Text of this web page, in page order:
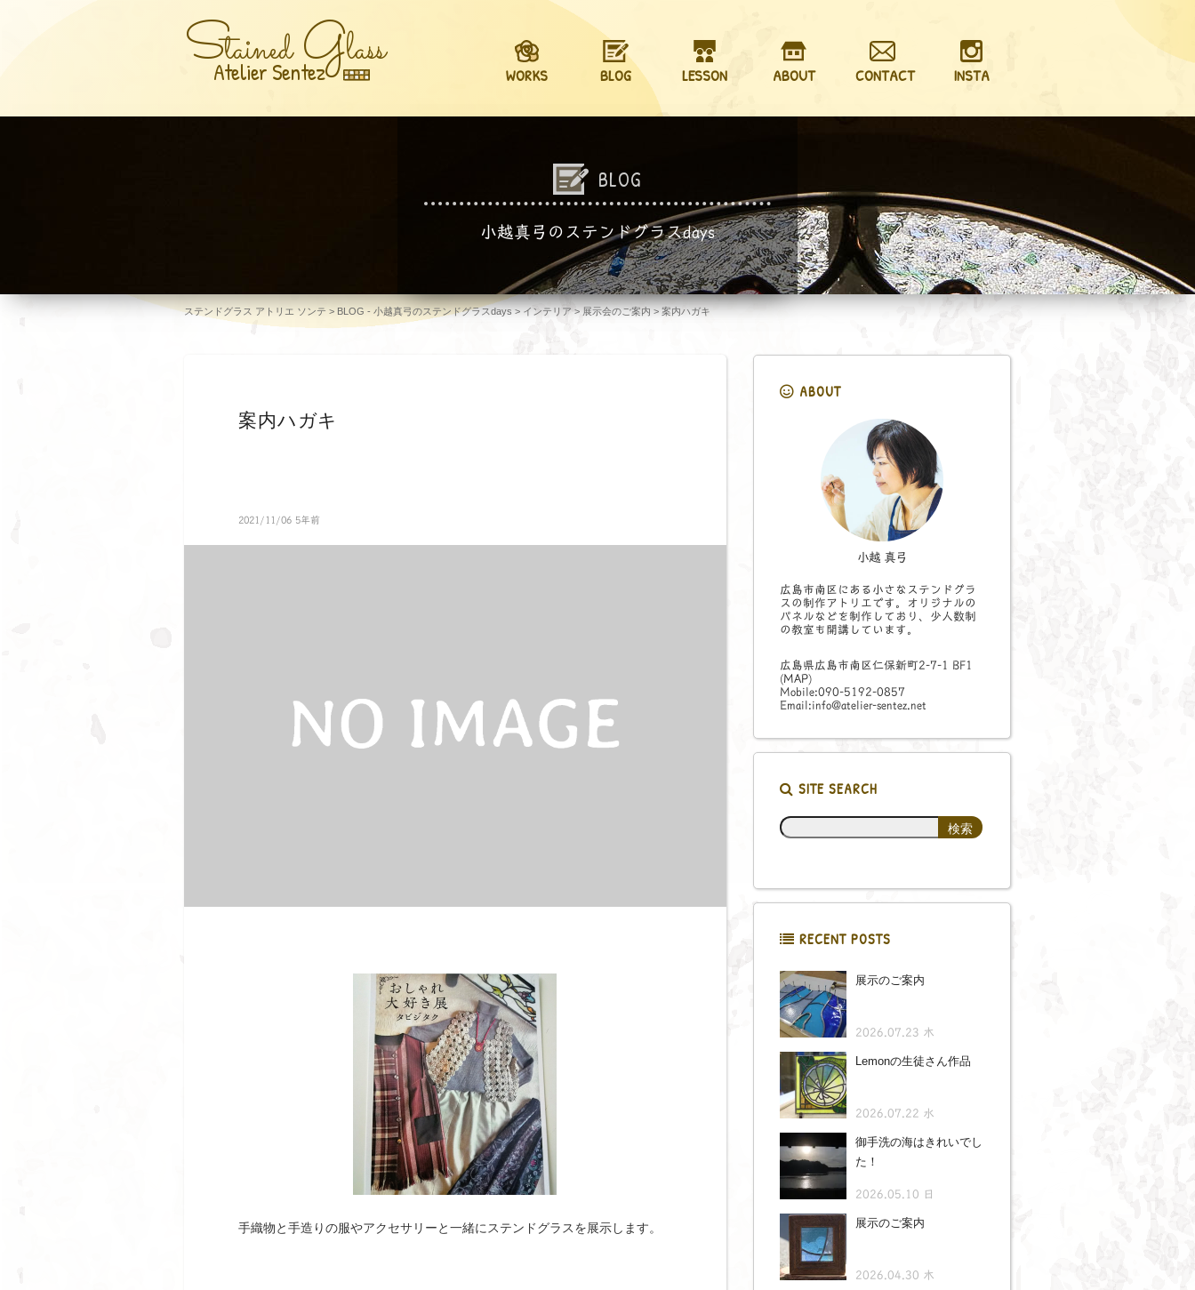
Stained Glass
Atelier Sentez WORKS BLOG LESSON ABOUT CONTACT INSTA
BLOG
小越真弓のステンドグラスdays
ステンドグラス アトリエ ソンテ > BLOG - 小越真弓のステンドグラスdays > インテリア> 展示会のご案内 > 案内ハガキ
案内ハガキ
2021/11/06 5年前
手織物と手造りの服やアクセサリーと一緒にステンドグラスを展示します。
ABOUT
小越 真弓
広島市南区にある小さなステンドグラ
スの制作アトリエです。オリジナルの
パネルなどを制作しており、少人数制
の教室も開講しています。
広島県広島市南区仁保新町2-7-1 BF1
(MAP)
Mobile:090-5192-0857
Email:info@atelier-sentez.net
SITE SEARCH
RECENT POSTS
展示のご案内
2026.07.23 木
Lemonの生徒さん作品
2026.07.22 水
御手洗の海はきれいでし
た！
2026.05.10 日
展示のご案内
2026.04.30 木